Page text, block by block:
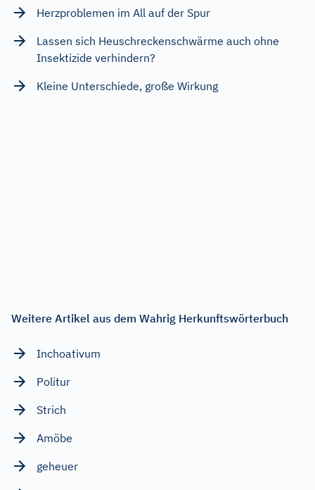
Herzproblemen im All auf der Spur
Lassen sich Heuschreckenschwärme auch ohne
Insektizide verhindern?
Kleine Unterschiede, große Wirkung
Weitere Artikel aus dem Wahrig Herkunftswörterbuch
Inchoativum
Politur
Strich
Amöbe
geheuer